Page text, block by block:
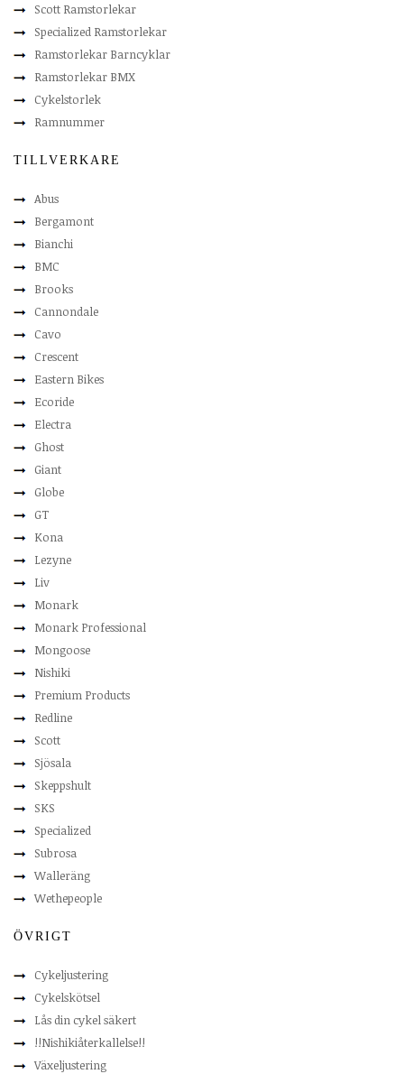
Scott Ramstorlekar
Specialized Ramstorlekar
Ramstorlekar Barncyklar
Ramstorlekar BMX
Cykelstorlek
Ramnummer
TILLVERKARE
Abus
Bergamont
Bianchi
BMC
Brooks
Cannondale
Cavo
Crescent
Eastern Bikes
Ecoride
Electra
Ghost
Giant
Globe
GT
Kona
Lezyne
Liv
Monark
Monark Professional
Mongoose
Nishiki
Premium Products
Redline
Scott
Sjösala
Skeppshult
SKS
Specialized
Subrosa
Walleräng
Wethepeople
ÖVRIGT
Cykeljustering
Cykelskötsel
Lås din cykel säkert
!!Nishikiåterkallelse!!
Växeljustering